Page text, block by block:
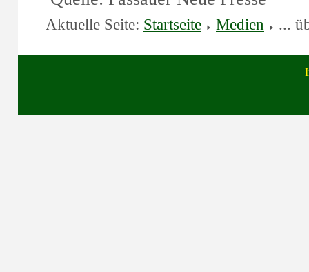
Aktuelle Seite: Startseite Medien ...